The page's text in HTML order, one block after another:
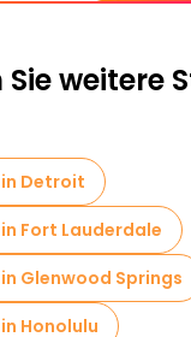
weitere
Detroit
Fort Lauderdale
Glenwood Springs
Honolulu